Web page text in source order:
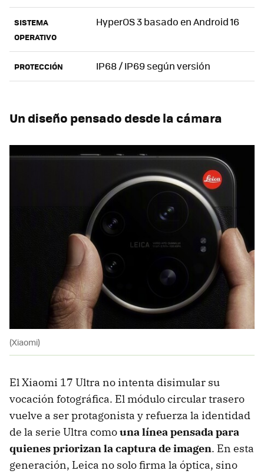
SISTEMA
OPERATIVO
HyperOS 3 basado en Android 16
PROTECCIÓN IP68 / IP69 según versión
Un diseño pensado desde la cámara
(Xiaomi)
El Xiaomi 17 Ultra no intenta disimular su
vocación fotográfica. El módulo circular trasero
vuelve a ser protagonista y refuerza la identidad
de la serie Ultra comouna línea pensada para
quienes priorizan la captura de imagen. En esta
generación, Leica no solo firma la óptica, sino